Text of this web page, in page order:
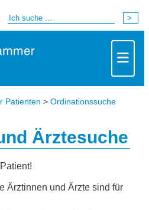
Patienten > Ordinationssuche
Ärztesuche
Ärztinnen und Ärzte sind für